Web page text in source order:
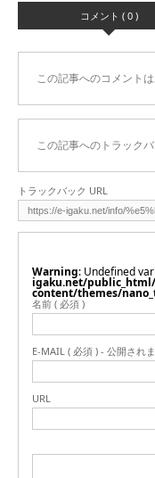
コメント ( 0 )
この記事へのコメントは
この記事へのトラック
トラックバック URL
Warning : Undefined
igaku.net/
content/themes/
名前 ( 必須 )
E-MAIL ( 必須 ) - 公開され
URL